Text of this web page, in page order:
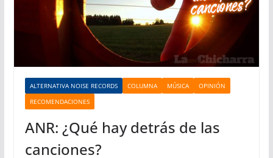
ALTERNATIVA NOISE RECORDS COLUMNA MÚSICA
OPINIÓN
RECOMENDACIONES
ANR: ¿Qué hay detrás de las
canciones?